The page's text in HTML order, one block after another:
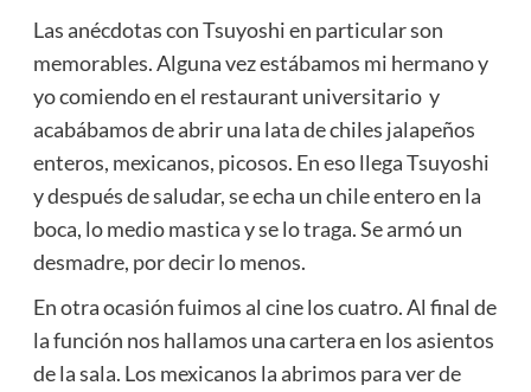
Las anécdotas con Tsuyoshi en particular son
memorables. Alguna vez estábamos mi hermano y
yo comiendo en el restaurant universitario y
acabábamos de abrir una lata de chiles jalapeños
enteros, mexicanos, picosos. En eso llega Tsuyoshi
y después de saludar, se echa un chile entero en la
boca, lo medio mastica y se lo traga. Se armó un
desmadre, por decir lo menos.
En otra ocasión fuimos al cine los cuatro. Al final de
la función nos hallamos una cartera en los asientos
de la sala. Los mexicanos la abrimos para ver de